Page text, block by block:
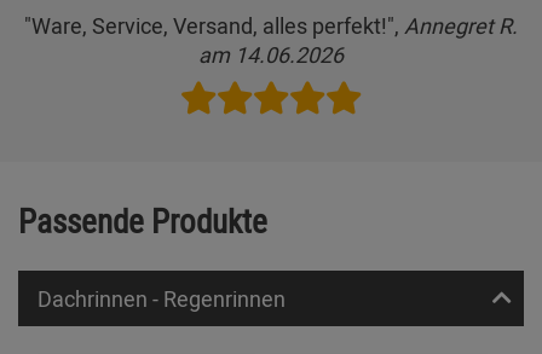
"Ware, Service, Versand, alles perfekt!", Annegret R.
am 14.06.2026
Passende Produkte
Dachrinnen - Regenrinnen